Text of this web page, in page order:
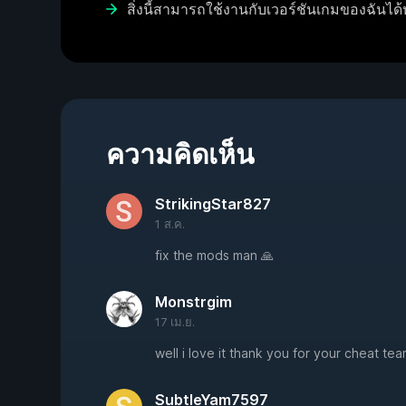
สิ่งนี้สามารถใช้งานกับเวอร์ชันเกมของฉันไ
ความคิดเห็น
StrikingStar827
1 ส.ค.
fix the mods man 🙏
Monstrgim
17 เม.ย.
well i love it thank you for your cheat
SubtleYam7597